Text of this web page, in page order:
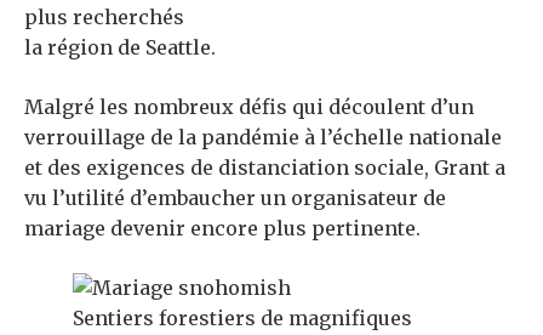
plus recherchés
la région de Seattle.
Malgré les nombreux défis qui découlent d’un
verrouillage de la pandémie à l’échelle nationale
et des exigences de distanciation sociale, Grant a
vu l’utilité d’embaucher un organisateur de
mariage devenir encore plus pertinente.
Sentiers forestiers de magnifiques